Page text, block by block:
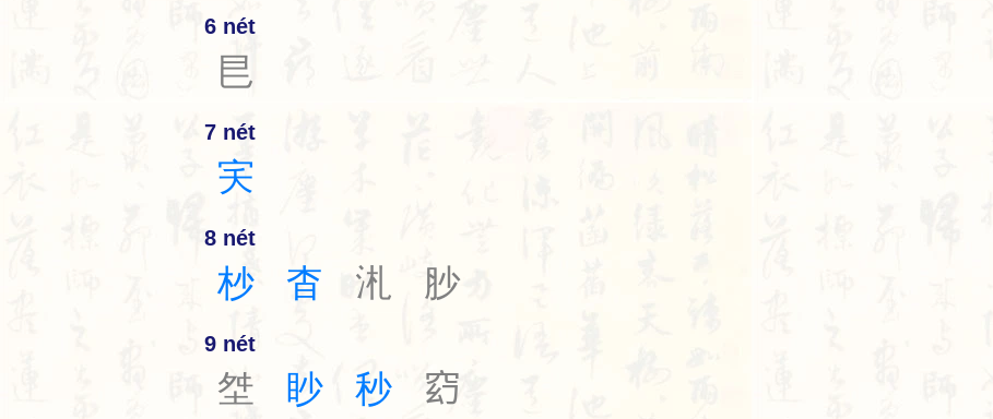
6 nét
㫐
7 nét
宎
8 nét
杪 杳 㳐 䏚
9 nét
㘶 眇 秒 𥥆